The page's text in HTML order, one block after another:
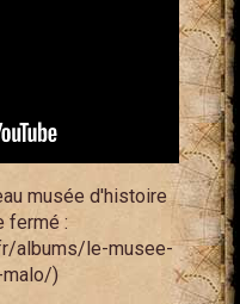
musée d'histoire
fermé :
albums/le-musee-
)